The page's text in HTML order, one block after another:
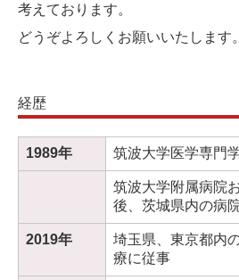
考えております。
どうぞよろしくお願いいたします。
経歴
1989年 筑波大学医学専門
筑波大学附属病院
後、茨城県内の病
2019年
埼玉県、東京都内
療に従事